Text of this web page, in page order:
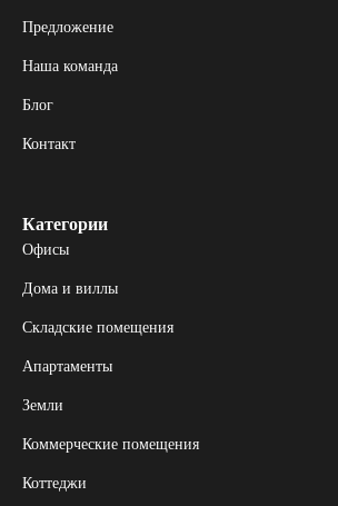
Предложение
Наша команда
Блог
Контакт
Категории
Офисы
Дома и виллы
Складские помещения
Апартаменты
Земли
Коммерческие помещения
Коттеджи